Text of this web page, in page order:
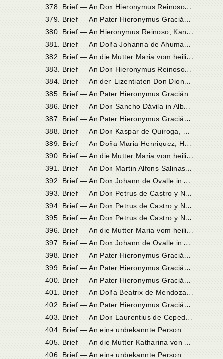
3
78. Brief — An Don Hieronymus Reinoso, Kanonikus zu Palencia
3
79. Brief — An Pater Hieronymus Gracián in Valladolid
3
80. Brief — An Hieronymus Reinoso, Kanonikus in Palencia
3
81. Brief — An Doña Johanna de Ahumada in Alba de Tormes
3
82. Brief — An die Mutter Maria vom heiligen Joseph, Priorin in Sevilla
3
83. Brief — An Don Hieronymus Reinoso, Kanonikus in Palencia
3
84. Brief — An den Lizentiaten Don Dionysius de la Peña
385. Brief — An Pater Hieronymus Gracián
3
86. Brief — An Don Sancho Dávila in Alba de Tormes
3
87. Brief — An Pater Hieronymus Gracián in Salamanka oder in der Umgebung von dieser Stadt
3
88. Brief — An Don Kaspar de Quiroga, Kardinal und Erzbischof von Toledo
3
89. Brief — An Doña Maria Henriquez, Herzogin von Alba
3
90. Brief — An die Mutter Maria vom heiligen Joseph, Priorin in Sevilla
3
91. Brief — An Don Martin Alfons Salinas, Kanonikus in Palencia
3
92. Brief — An Don Johann de Ovalle in Alba de Tormes
3
93. Brief — An Don Petrus de Castro y Nero, Kanonikus von Ávila
3
94. Brief — An Don Petrus de Castro y Nero, Kanonikus in Ávila
3
95. Brief — An Don Petrus de Castro y Nero, Kanonikus in Ávila
3
96. Brief — An die Mutter Maria vom heiligen Joseph, Priorin in Sevilla
3
97. Brief — An Don Johann de Ovalle in Alba de Tormes
3
98. Brief — An Pater Hieronymus Gracián in Salamanka
3
99. Brief — An Pater Hieronymus Gracián in Salamanka
4
00. Brief — An Pater Hieronymus Gracián in Salamanka
4
01. Brief — An Doña Beatrix de Mendoza y Castilla, Schwiegermutter des Don Franz, in Madrid
4
02. Brief — An Pater Hieronymus Gracián in Salamanka
4
03. Brief — An Don Laurentius de Cepeda, ihren Neffen, in Amerika
404. Brief — An eine unbekannte Person
4
05. Brief — An die Mutter Katharina von Christus, Priorin in Soria, und an ihre Tochter
406. Brief — An eine unbekannte Person